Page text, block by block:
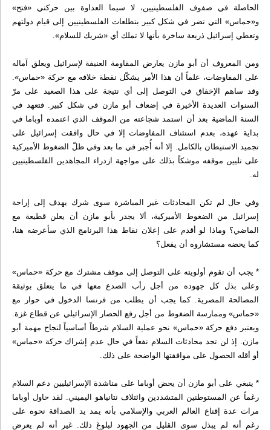
الحاصلة في صفوف الفلسطينيين، لا سيما العداوة بين حركتي «فتح»
و«حماس» التي تضر في شكل كبير بتطلعات الفلسطينيين إلى قيام دولتهم
وتعطي إسرائيل ذريعة ساخرة بأنها لا تملك أي «شريك للسلام».
ومن المعروف أن أبو مازن يعارض المقاومة العنيفة لإسرائيل ويعلق آماله
على المفاوضات، علماً أن هذا الأمر يشكّل نقطة خلافه مع حركة «حماس».
وقد ساهم الإخفاق في التوصل إلى أي نتيجة على هذا الصعيد على مرّ
السنوات العديدة الأخيرة في إضعاف أبو مازن في شكل كبير. فتعهد في
السنة الماضية بعد أن استمد شجاعته من الموقف الذي اعتمده أوباما في
بداية عهده، بعدم استئناف المفاوضات إلا في حال وافقت إسرائيل على
تجميد الاستيطان بالكامل. إلا أنه أُجبر في ما بعد وفي ظلّ الضغوط الأميركية
على تليين موقفه موشكاً بذلك على مواجهة ازدراء المجاهدين الفلسطينيين
له.
وفي حال لم تكن المحادثات غير المباشرة سوى شرك يهدف إلى إراحة
إسرائيل من الضغوط الأميركية، ألا يجدر بأبو مازن أن يعلن قطيعة مع
الماضي؟ وماذا لو أقدم على إعلان نقاط هذا البرنامج الذي سأعرضه هنا،
كما يحضه مستشاروه أن يفعل؟
* يجب أن تقوم أولويته على التوصل إلى موقف مشترك مع حركة «حماس»
وعلى بذل كل جهوده من أجل رأب الصدع معها في ما يتعلق بوثيقة
المصالحة المصرية. كما يجب أن يطلب من فرنسا الدخول في حوار مع
«حماس» وممارسة الضغوط من أجل رفع الحصار الإسرائيلي عن قطاع غزة.
ويعتبر دفع حركة «حماس» نحو عملية السلام شرطاً أساسياً لنجاح مهمة أبو
مازن. إذ لن تجد محادثات السلام نفعاً في حال عدم إشراك حركة «حماس»
أو أقله الحصول على موافقتها الواضحة على ذلك.
* ينبغي على أبو مازن أن يحض أوباما على مناشدة الإسرائيليين دعم السلام
رغماً عن المستوطنين المتشددين وائتلاف نتانياهو اليميني. لقد حاول أوباما
مرات عدة إقناع العالم العربي والإسلامي بأنه يمد يد الصداقة نحوه على
رغم أنه لم يبذل سوى القليل من الجهود لبلوغ ذلك. غير أنه لم يعرض